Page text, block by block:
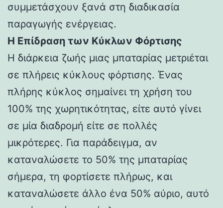
συμμετάσχουν ξανά στη διαδικασία
παραγωγής ενέργειας.
Η Επίδραση των Κύκλων Φόρτισης
Η διάρκεια ζωής μιας μπαταρίας μετριέται
σε πλήρεις κύκλους φόρτισης. Ένας
πλήρης κύκλος σημαίνει τη χρήση του
100% της χωρητικότητας, είτε αυτό γίνει
σε μία διαδρομή είτε σε πολλές
μικρότερες. Για παράδειγμα, αν
καταναλώσετε το 50% της μπαταρίας
σήμερα, τη φορτίσετε πλήρως, και
καταναλώσετε άλλο ένα 50% αύριο, αυτό